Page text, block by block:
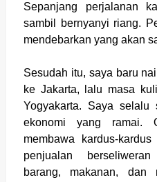
Sepanjang perjalanan
sambil bernyanyi riang.
mendebarkan yang akan
Sesudah itu, saya baru
ke Jakarta, lalu masa
Yogyakarta. Saya
ekonomi yang ramai.
membawa kardus-
penjualan
barang, makanan, dan